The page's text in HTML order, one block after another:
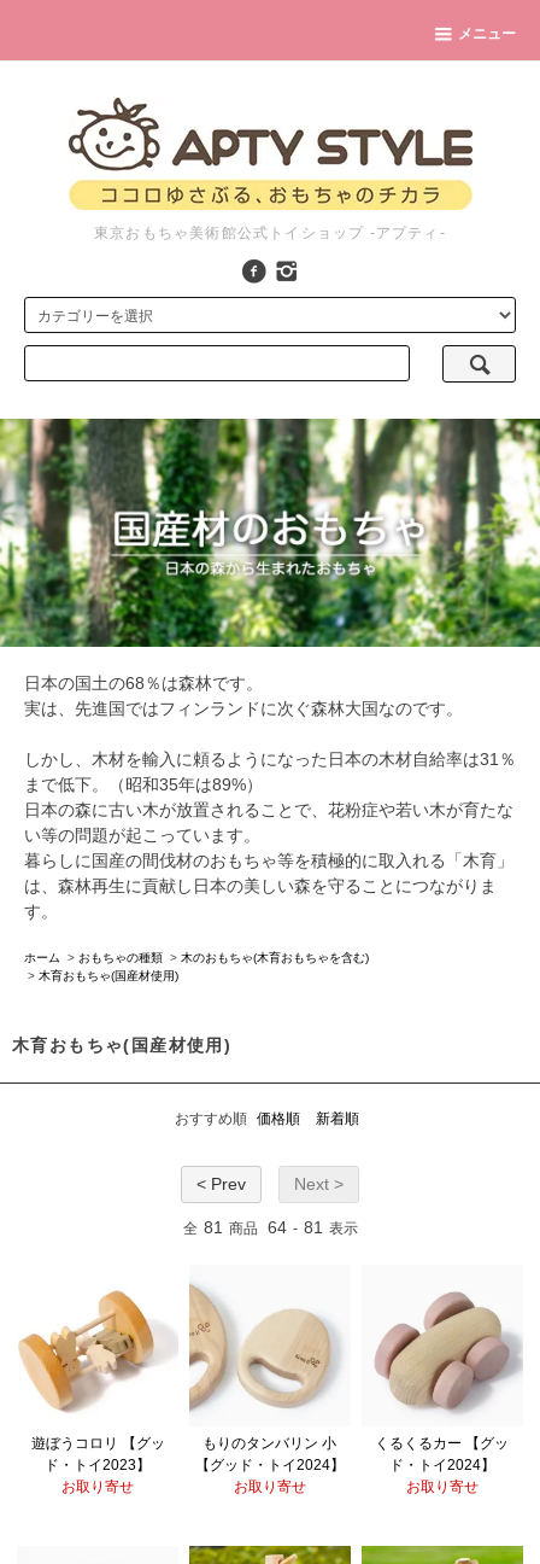
メニュー
東京おもちゃ美術館公式トイショップ -アプティ-
日本の国土の68％は森林です。
実は、先進国ではフィンランドに次ぐ森林大国なのです。
しかし、木材を輸入に頼るようになった日本の木材自給率は31％
まで低下。（昭和35年は89%）
日本の森に古い木が放置されることで、花粉症や若い木が育たな
い等の問題が起こっています。
暮らしに国産の間伐材のおもちゃ等を積極的に取入れる「木育」
は、森林再生に貢献し日本の美しい森を守ることにつながりま
す。
ホーム > おもちゃの種類 > 木のおもちゃ(木育おもちゃを含む)
> 木育おもちゃ(国産材使用)
木育おもちゃ(国産材使用)
おすすめ順 価格順 新着順
< Prev Next >
全 81 商品 64 - 81 表示
遊ぼうコロリ 【グッ
ド・トイ2023】
お取り寄せ
もりのタンバリン 小
【グッド・トイ2024】
お取り寄せ
くるくるカー 【グッ
ド・トイ2024】
お取り寄せ